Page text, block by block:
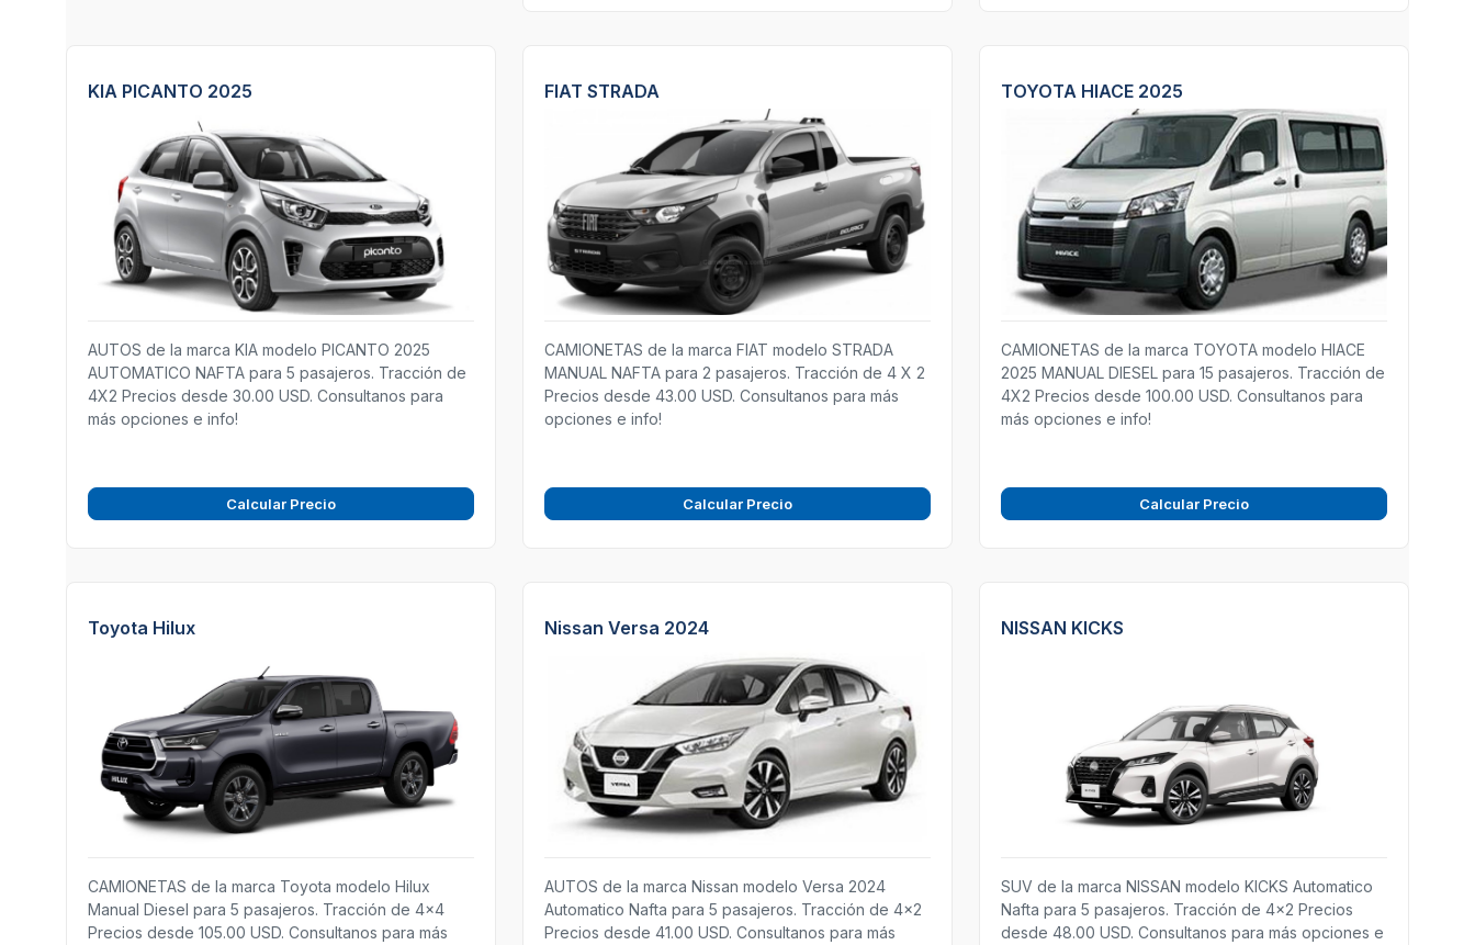
KIA PICANTO 2025
AUTOS de la marca KIA modelo PICANTO 2025
AUTOMATICO NAFTA para 5 pasajeros. Tracción de
4X2 Precios desde 30.00 USD. Consultanos para
más opciones e info!
Calcular Precio
FIAT STRADA
CAMIONETAS de la marca FIAT modelo STRADA
MANUAL NAFTA para 2 pasajeros. Tracción de 4 X 2
Precios desde 43.00 USD. Consultanos para más
opciones e info!
Calcular Precio
TOYOTA HIACE 2025
CAMIONETAS de la marca TOYOTA modelo HIACE
2025 MANUAL DIESEL para 15 pasajeros. Tracción de
4X2 Precios desde 100.00 USD. Consultanos para
más opciones e info!
Calcular Precio
Toyota Hilux
CAMIONETAS de la marca Toyota modelo Hilux
Manual Diesel para 5 pasajeros. Tracción de 4x4
Precios desde 105.00 USD. Consultanos para más
Nissan Versa 2024
AUTOS de la marca Nissan modelo Versa 2024
Automatico Nafta para 5 pasajeros. Tracción de 4x2
Precios desde 41.00 USD. Consultanos para más
NISSAN KICKS
SUV de la marca NISSAN modelo KICKS Automatico
Nafta para 5 pasajeros. Tracción de 4x2 Precios
desde 48.00 USD. Consultanos para más opciones e